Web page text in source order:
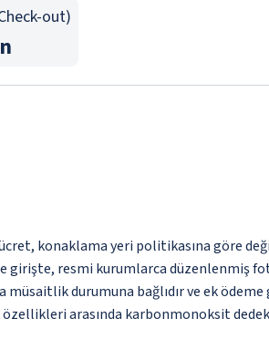
out)
konaklama yeri politikasına göre
girişte, resmi kurumlarca düzenlenmiş
müsaitlik durumuna bağlıdır ve ek
arasında karbonmonoksit